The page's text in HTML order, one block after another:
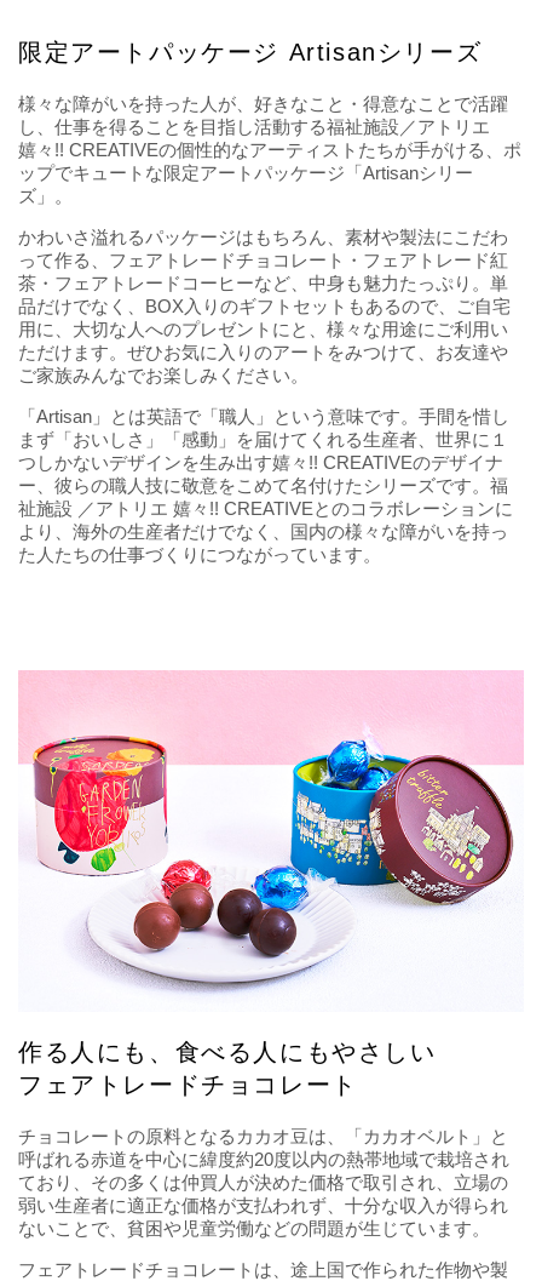
限定アートパッケージ Artisanシリーズ
様々な障がいを持った人が、好きなこと・得意なことで活躍
し、仕事を得ることを目指し活動する福祉施設／アトリエ
嬉々!! CREATIVEの個性的なアーティストたちが手がける、ポ
ップでキュートな限定アートパッケージ「Artisanシリー
ズ」。
かわいさ溢れるパッケージはもちろん、素材や製法にこだわ
って作る、フェアトレードチョコレート・フェアトレード紅
茶・フェアトレードコーヒーなど、中身も魅力たっぷり。単
品だけでなく、BOX入りのギフトセットもあるので、ご自宅
用に、大切な人へのプレゼントにと、様々な用途にご利用い
ただけます。ぜひお気に入りのアートをみつけて、お友達や
ご家族みんなでお楽しみください。
「Artisan」とは英語で「職人」という意味です。手間を惜し
まず「おいしさ」「感動」を届けてくれる生産者、世界に１
つしかないデザインを生み出す嬉々!! CREATIVEのデザイナ
ー、彼らの職人技に敬意をこめて名付けたシリーズです。福
祉施設 ／アトリエ 嬉々!! CREATIVEとのコラボレーションに
より、海外の生産者だけでなく、国内の様々な障がいを持っ
た人たちの仕事づくりにつながっています。
作る人にも、食べる人にもやさしい
フェアトレードチョコレート
チョコレートの原料となるカカオ豆は、「カカオベルト」と
呼ばれる赤道を中心に緯度約20度以内の熱帯地域で栽培され
ており、その多くは仲買人が決めた価格で取引され、立場の
弱い生産者に適正な価格が支払われず、十分な収入が得られ
ないことで、貧困や児童労働などの問題が生じています。
フェアトレードチョコレートは、途上国で作られた作物や製